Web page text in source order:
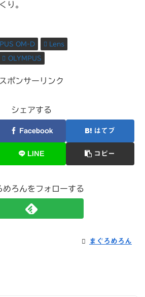
り。
OM-D Lens
OLYMPUS
スポンサーリンク
シェアする
Facebook はてブ
LINE コピー
めろんをフォローする
まぐろめろん